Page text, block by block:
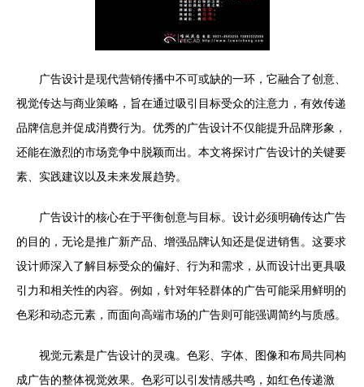
广告设计是现代营销传播中不可或缺的一环，它融合了创意、
视觉传达与商业策略，旨在通过吸引目标受众的注意力，有效传递
品牌信息并促成消费行为。优秀的广告设计不仅能提升品牌形象，
还能在激烈的市场竞争中脱颖而出。本文将探讨广告设计的关键要
素、实践建议以及未来发展趋势。
广告设计的核心在于平衡创意与目标。设计必须明确传达广告
的目的，无论是推广新产品、增强品牌认知还是促进销售。这要求
设计师深入了解目标受众的偏好、行为和需求，从而设计出更具吸
引力和相关性的内容。例如，针对年轻群体的广告可能采用鲜明的
色彩和动态元素，而面向高端市场的广告则可能强调简约与质感。
视觉元素是广告设计的灵魂。色彩、字体、图像和布局共同构
成广告的整体视觉效果。色彩可以引发情感共鸣，如红色传递激